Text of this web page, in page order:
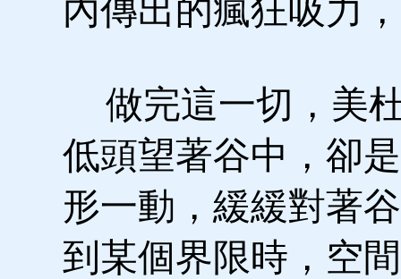
內傳出的瘋狂吸力
做完這一切，美
低頭望著谷中，卻
形一動，緩緩對著
到某個界限時，空